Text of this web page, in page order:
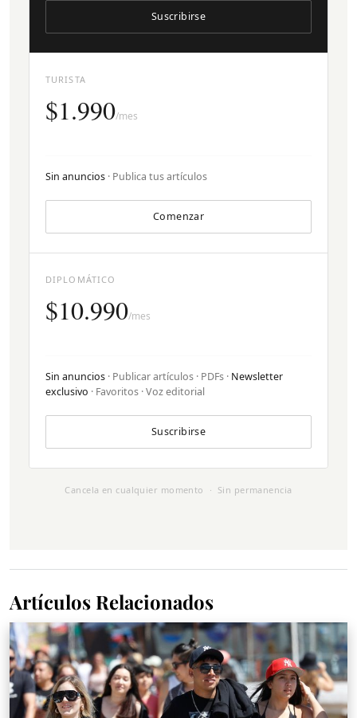
TURISTA
$1.990/mes
Sin anuncios · Publica tus artículos
Comenzar
Suscribirse
DIPLOMÁTICO
$10.990/mes
Sin anuncios · Publicar artículos · PDFs · Newsletter
exclusivo · Favoritos · Voz editorial
Suscribirse
Cancela en cualquier momento · Sin permanencia
Artículos Relacionados